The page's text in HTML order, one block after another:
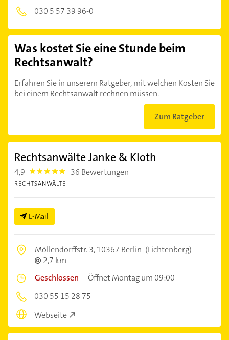
030 5 57 39 96-0
Was kostet Sie eine Stunde beim
Rechtsanwalt?
Erfahren Sie in unserem Ratgeber, mit welchen Kosten Sie
bei einem Rechtsanwalt rechnen müssen.
Zum Ratgeber
Rechtsanwälte Janke & Kloth
4,9 4.9 36 Bewertungen
RECHTSANWÄLTE
E-Mail
Möllendorffstr. 3,10367 Berlin (Lichtenberg)
2,7 km
Geschlossen –Öffnet Montag um 09:00
030 55 15 28 75
Webseite